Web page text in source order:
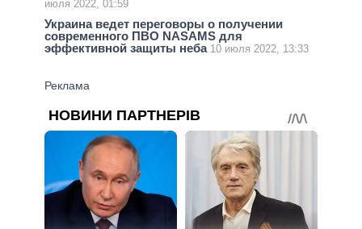
июля 2022, 01:59
Украина ведет переговоры о получении
современного ПВО NASAMS для
эффективной защиты неба 10 июля 2022, 13:33